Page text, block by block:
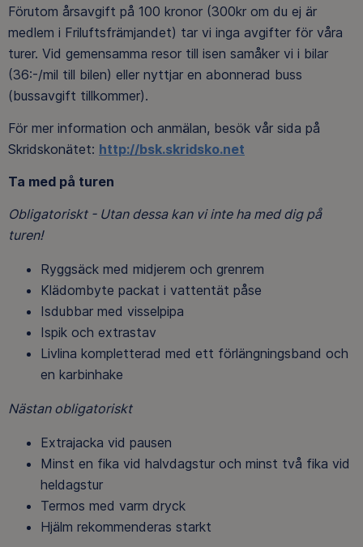
Förutom årsavgift på 100 kronor (300kr om du ej är
medlem i Friluftsfrämjandet) tar vi inga avgifter för våra
turer. Vid gemensamma resor till isen samåker vi i bilar
(36:-/mil till bilen) eller nyttjar en abonnerad buss
(bussavgift tillkommer).
För mer information och anmälan, besök vår sida på
Skridskonätet: http://bsk.skridsko.net
Ta med på turen
Obligatoriskt - Utan dessa kan vi inte ha med dig på
turen!
Ryggsäck med midjerem och grenrem
Klädombyte packat i vattentät påse
Isdubbar med visselpipa
Ispik och extrastav
Livlina kompletterad med ett förlängningsband och
en karbinhake
Nästan obligatoriskt
Extrajacka vid pausen
Minst en fika vid halvdagstur och minst två fika vid
heldagstur
Termos med varm dryck
Hjälm rekommenderas starkt